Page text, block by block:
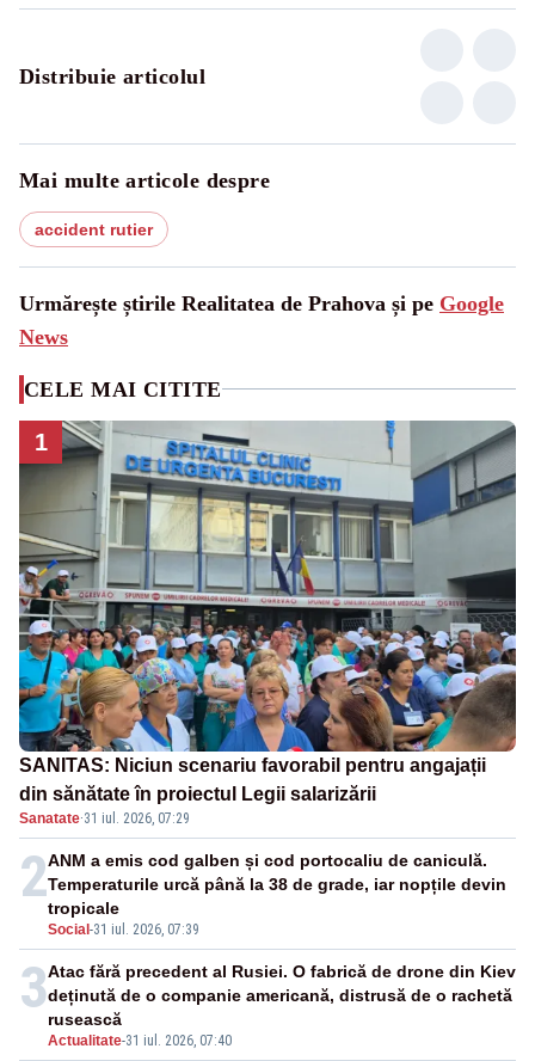
Distribuie articolul
Mai multe articole despre
accident rutier
Urmărește știrile Realitatea de Prahova și pe Google
News
CELE MAI CITITE
1
SANITAS: Niciun scenariu favorabil pentru angajații
din sănătate în proiectul Legii salarizării
Sanatate·31 iul. 2026, 07:29
2
Social -31 iul. 2026, 07:39
ANM a emis cod galben și cod portocaliu de caniculă.
Temperaturile urcă până la 38 de grade, iar nopțile devin
tropicale
3
Actualitate-31 iul. 2026, 07:40
Atac fără precedent al Rusiei. O fabrică de drone din Kiev
deținută de o companie americană, distrusă de o rachetă
rusească